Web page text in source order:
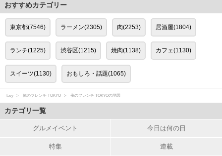
おすすめカテゴリー
東京都(7546) ラーメン(2305) 肉(2253) 居酒屋(1804)
ランチ(1225) 渋谷区(1215) 焼肉(1138) カフェ(1130)
スイーツ(1130) おもしろ・話題(1065)
favy 俺のフレンチ TOKYO 俺のフレンチ TOKYOの地図
カテゴリ一覧
グルメイベント 今日は何の日
特集 連載